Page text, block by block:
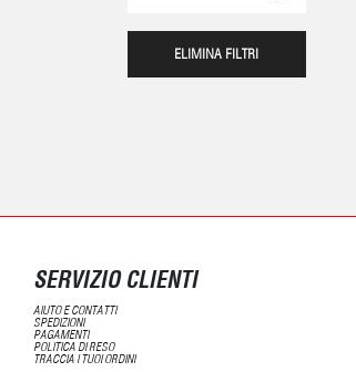
ELIMINA FILTRI
SERVIZIO CLIENTI
AIUTO E CONTATTI
SPEDIZIONI
PAGAMENTI
POLITICA DI RESO
TRACCIA I TUOI ORDINI